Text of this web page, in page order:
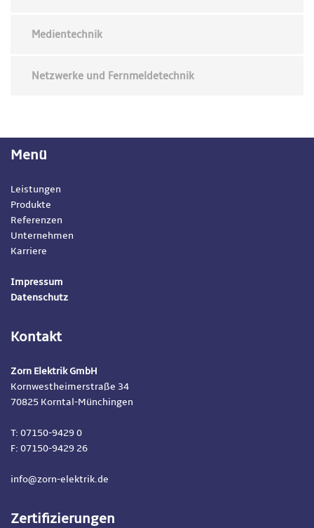
Medientechnik
Netzwerke und Fernmeldetechnik
Menü
Leistungen
Produkte
Referenzen
Unternehmen
Karriere
Impressum
Datenschutz
Kontakt
Zorn Elektrik GmbH
Kornwestheimerstraße 34
70825 Korntal-Münchingen
T: 07150-9429 0
F: 07150-9429 26
info@zorn-elektrik.de
Zertifizierungen